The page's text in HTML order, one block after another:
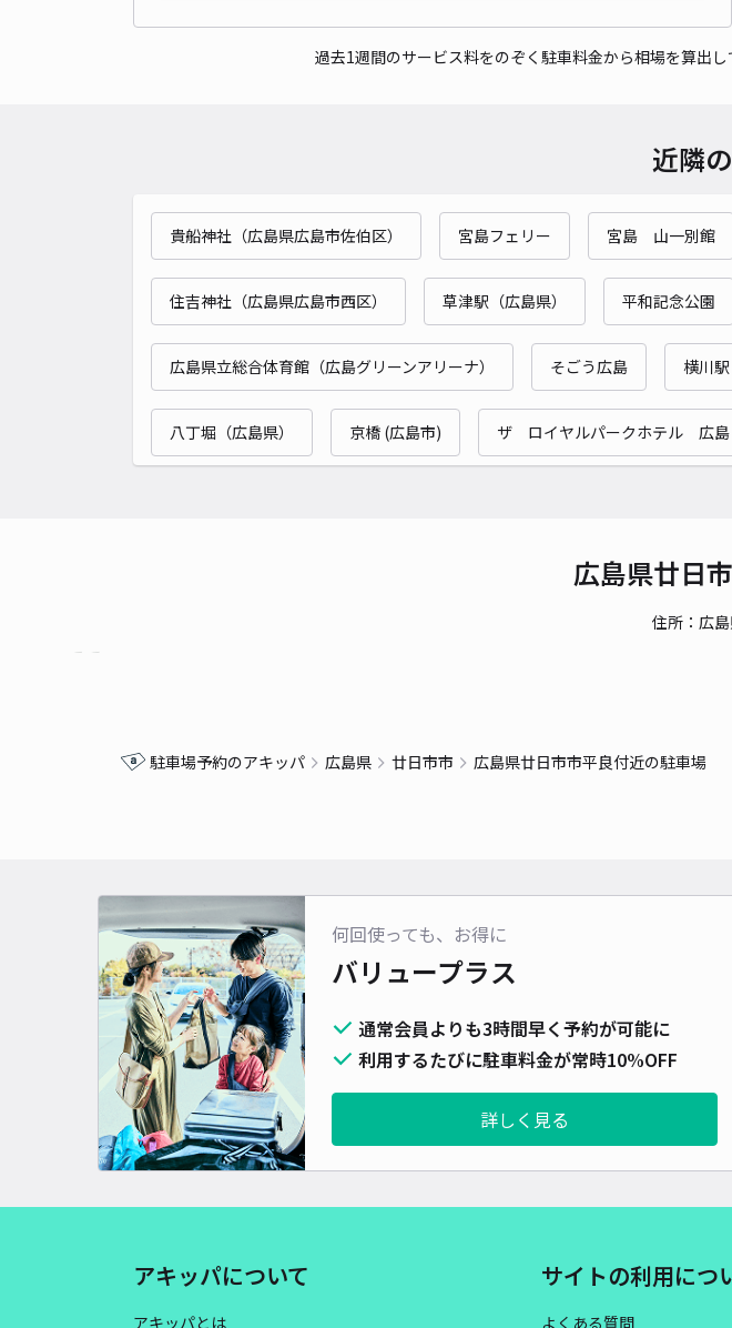
過去1週間のサービス料をのぞく駐車料金から相場を算出
近隣
貴船神社（広島県広島市佐伯区） 宮島フェリー 宮島 山一別館
住吉神社（広島県広島市西区） 草津駅（広島県） 平和記念公園
広島県立総合体育館（広島グリーンアリーナ） そごう広島 横川駅
八丁堀（広島県） 京橋 (広島市) ザ ロイヤルパークホテル 広島
広島県廿日
住所：広
駐車場予約のアキッパ 広島県 廿日市市 広島県廿日市市平良付近の駐車場
何回使っても、お得に
バリュープラス
通常会員よりも3時間早く予約が可能に
利用するたびに駐車料金が常時10%OFF
詳しく見る
アキッパについて
アキッパとは
サイトの利用につ
よくある質問